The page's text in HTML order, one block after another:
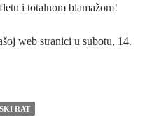
i totalnom blamažom!
web stranici u subotu, 14.
RAT